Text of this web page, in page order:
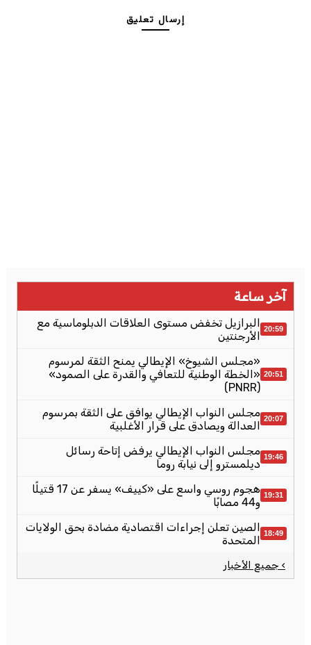
إرسال تعليق
آخر ساعة
20:59 البرازيل تخفض مستوى العلاقات الدبلوماسية مع
الأرجنتين
20:51
«مجلس الشيوخ» الإيطالي يمنح الثقة لمرسوم
«الخطة الوطنية للتعافي والقدرة على الصمود»
(PNRR)
20:07 مجلس النواب الإيطالي يوافق على الثقة بمرسوم
العدالة ويصادق على قرار الأغلبية
19:46 مجلس النواب الإيطالي يرفض إتاحة رسائل
ديلمسترو إلى نيابة روما
19:31
هجوم روسي واسع على «كييف» يسفر عن 17 قتيلًا
و44 مصابًا
18:49 الصين تعلن إجراءات اقتصادية مضادة بحق الولايات
المتحدة
› جميع الأخبار